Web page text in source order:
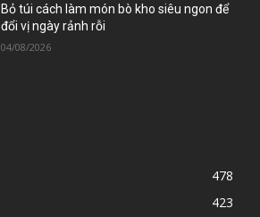
Bỏ túi cách làm món bò kho siêu ngon để
đổi vị ngày rảnh rỗi
04/08/2026
478
423